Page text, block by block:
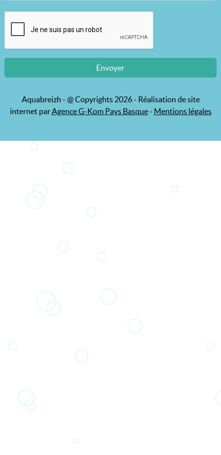
Aquabreizh - @ Copyrights 2026 - Réalisation de site
internet parAgence G-Kom Pays Basque- Mentions légales